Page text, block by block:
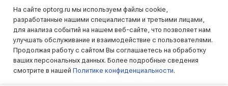
2019 - 2026 © АО КПК "Ставропольстройопторг"
Все права защищены
На сайте optorg.ru мы используем файлы cookie,
разработанные нашими специалистами и третьими лицами,
для анализа событий на нашем веб-сайте, что позволяет нам
улучшать обслуживание и взаимодействие с пользователями.
Продолжая работу с сайтом Вы соглашаетесь на обработку
ваших персональных данных. Более подробные сведения
смотрите в нашей Политике конфиденциальности.